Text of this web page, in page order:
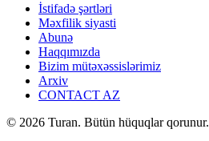
İstifadə şərtləri
Məxfilik siyasti
Abunə
Haqqımızda
Bizim mütəxəssislərimiz
Arxiv
CONTACT AZ
© 2026 Turan. Bütün hüquqlar qorunur.